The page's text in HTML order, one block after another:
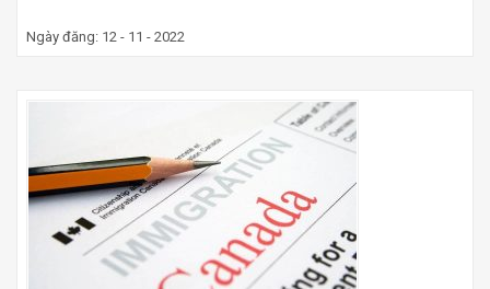
Ngày đăng: 12 - 11 - 2022